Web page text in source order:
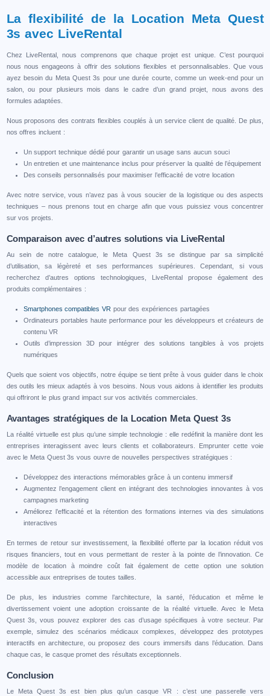
La flexibilité de la Location Meta Quest
3s avec LiveRental
Chez LiveRental, nous comprenons que chaque projet est unique. C’est pourquoi
nous nous engageons à offrir des solutions flexibles et personnalisables. Que vous
ayez besoin du Meta Quest 3s pour une durée courte, comme un week-end pour un
salon, ou pour plusieurs mois dans le cadre d’un grand projet, nous avons des
formules adaptées.
Nous proposons des contrats flexibles couplés à un service client de qualité. De plus,
nos offres incluent :
Un support technique dédié pour garantir un usage sans aucun souci
Un entretien et une maintenance inclus pour préserver la qualité de l’équipement
Des conseils personnalisés pour maximiser l’efficacité de votre location
Avec notre service, vous n’avez pas à vous soucier de la logistique ou des aspects
techniques – nous prenons tout en charge afin que vous puissiez vous concentrer
sur vos projets.
Comparaison avec d’autres solutions via LiveRental
Au sein de notre catalogue, le Meta Quest 3s se distingue par sa simplicité
d’utilisation, sa légèreté et ses performances supérieures. Cependant, si vous
recherchez d’autres options technologiques, LiveRental propose également des
produits complémentaires :
Smartphones compatibles VR pour des expériences partagées
Ordinateurs portables haute performance pour les développeurs et créateurs de
contenu VR
Outils d’impression 3D pour intégrer des solutions tangibles à vos projets
numériques
Quels que soient vos objectifs, notre équipe se tient prête à vous guider dans le choix
des outils les mieux adaptés à vos besoins. Nous vous aidons à identifier les produits
qui offriront le plus grand impact sur vos activités commerciales.
Avantages stratégiques de la Location Meta Quest 3s
La réalité virtuelle est plus qu’une simple technologie : elle redéfinit la manière dont les
entreprises interagissent avec leurs clients et collaborateurs. Emprunter cette voie
avec le Meta Quest 3s vous ouvre de nouvelles perspectives stratégiques :
Développez des interactions mémorables grâce à un contenu immersif
Augmentez l’engagement client en intégrant des technologies innovantes à vos
campagnes marketing
Améliorez l’efficacité et la rétention des formations internes via des simulations
interactives
En termes de retour sur investissement, la flexibilité offerte par la location réduit vos
risques financiers, tout en vous permettant de rester à la pointe de l’innovation. Ce
modèle de location à moindre coût fait également de cette option une solution
accessible aux entreprises de toutes tailles.
De plus, les industries comme l’architecture, la santé, l’éducation et même le
divertissement voient une adoption croissante de la réalité virtuelle. Avec le Meta
Quest 3s, vous pouvez explorer des cas d’usage spécifiques à votre secteur. Par
exemple, simulez des scénarios médicaux complexes, développez des prototypes
interactifs en architecture, ou proposez des cours immersifs dans l’éducation. Dans
chaque cas, le casque promet des résultats exceptionnels.
Conclusion
Le Meta Quest 3s est bien plus qu’un casque VR : c’est une passerelle vers